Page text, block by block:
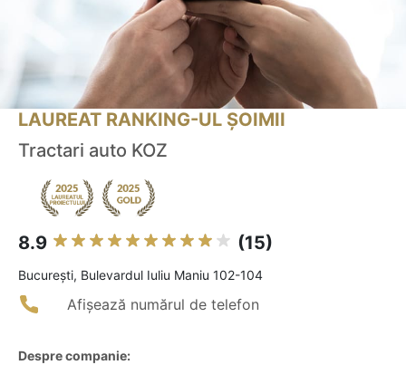
LAUREAT RANKING-UL ȘOIMII
Tractari auto KOZ
8.9 (15)
Bucureşti, Bulevardul Iuliu Maniu 102-104
Afișează numărul de telefon
Despre companie: